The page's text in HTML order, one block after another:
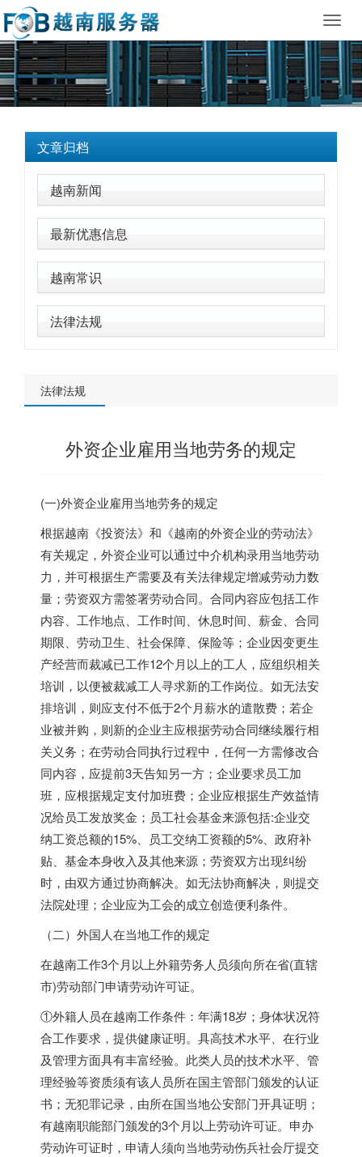
文章归档
越南新闻
最新优惠信息
越南常识
法律法规
法律法规
外资企业雇用当地劳务的规定
(一)外资企业雇用当地劳务的规定
根据越南《投资法》和《越南的外资企业的劳动法》
有关规定，外资企业可以通过中介机构录用当地劳动
力，并可根据生产需要及有关法律规定增减劳动力数
量；劳资双方需签署劳动合同。合同内容应包括工作
内容、工作地点、工作时间、休息时间、薪金、合同
期限、劳动卫生、社会保障、保险等；企业因变更生
产经营而裁减已工作12个月以上的工人，应组织相关
培训，以便被裁减工人寻求新的工作岗位。如无法安
排培训，则应支付不低于2个月薪水的遣散费；若企
业被并购，则新的企业主应根据劳动合同继续履行相
关义务；在劳动合同执行过程中，任何一方需修改合
同内容，应提前3天告知另一方；企业要求员工加
班，应根据规定支付加班费；企业应根据生产效益情
况给员工发放奖金；员工社会基金来源包括:企业交
纳工资总额的15%、员工交纳工资额的5%、政府补
贴、基金本身收入及其他来源；劳资双方出现纠纷
时，由双方通过协商解决。如无法协商解决，则提交
法院处理；企业应为工会的成立创造便利条件。
（二）外国人在当地工作的规定
在越南工作3个月以上外籍劳务人员须向所在省(直辖
市)劳动部门申请劳动许可证。
①外籍人员在越南工作条件：年满18岁；身体状况符
合工作要求，提供健康证明。具高技术水平、在行业
及管理方面具有丰富经验。此类人员的技术水平、管
理经验等资质须有该人员所在国主管部门颁发的认证
书；无犯罪记录，由所在国当地公安部门开具证明；
有越南职能部门颁发的3个月以上劳动许可证。申办
劳动许可证时，申请人须向当地劳动伤兵社会厅提交